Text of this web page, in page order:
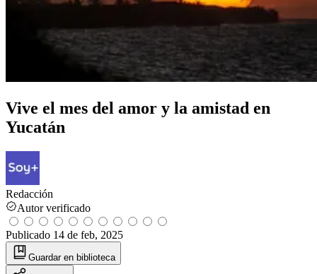
Vive el mes del amor y la amistad en
Yucatán
Redacción
Autor verificado
Publicado 14 de feb, 2025
Guardar en biblioteca